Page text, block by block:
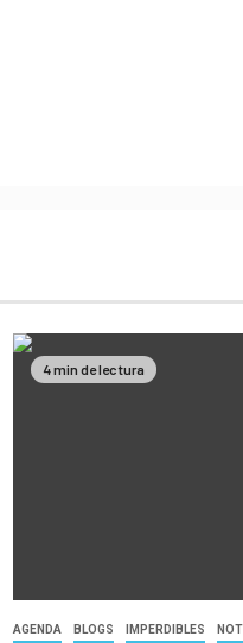
4 min de lectura
AGENDA BLOGS IMPERDIBLES